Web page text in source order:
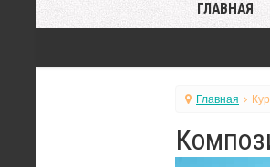
ГЛАВНАЯ
Главная